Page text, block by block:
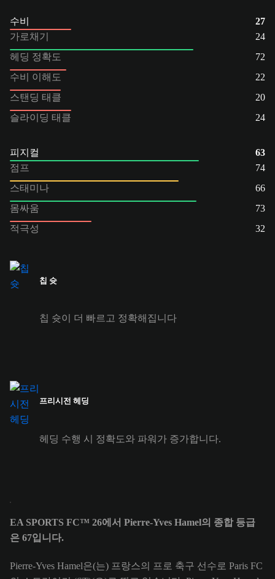
수비
27
가로채기
24
헤딩 정확도
72
수비 이해도
22
스탠딩 태클
20
슬라이딩 태클
24
피지컬
63
점프
74
스태미나
66
몸싸움
73
적극성
32
칩 슛
칩 슛이 더 빠르고 정확해집니다
프리시전 헤딩
헤딩 수행 시 정확도와 파워가 증가합니다.
EA SPORTS FC™ 26에서 Pierre-Yves Hamel의 종합 등급
은 67입니다.
Pierre-Yves Hamel은(는) 프랑스의 프로 축구 선수로 Paris FC